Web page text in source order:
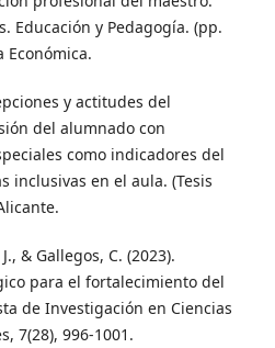
Educación y Pedagogía. (pp.
Económica.
y actitudes del
del alumnado con
como indicadores del
inclusivas en el aula. (Tesis
& Gallegos, C. (2023).
para el fortalecimiento del
de Investigación en Ciencias
7(28), 996-1001.